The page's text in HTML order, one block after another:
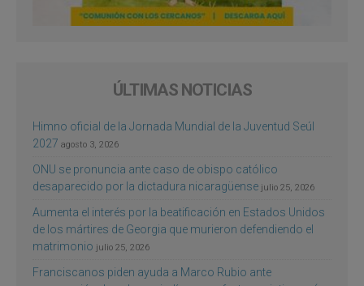
ÚLTIMAS NOTICIAS
Himno oficial de la Jornada Mundial de la Juventud Seúl
2027 agosto 3, 2026
ONU se pronuncia ante caso de obispo católico
desaparecido por la dictadura nicaragüense julio 25, 2026
Aumenta el interés por la beatificación en Estados Unidos
de los mártires de Georgia que murieron defendiendo el
matrimonio julio 25, 2026
Franciscanos piden ayuda a Marco Rubio ante